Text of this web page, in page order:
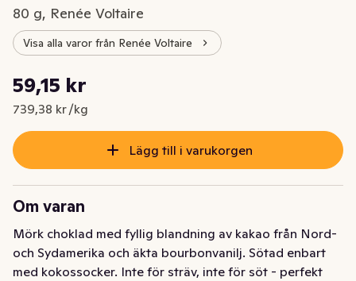
80 g, Renée Voltaire
Visa alla varor från Renée Voltaire
Nuvarande pris är: 59,15 kr
59,15 kr
739,38 kr /kg
Styckpris: 739,38 kr /kg
Lägg till i varukorgen
Om varan
Mörk choklad med fyllig blandning av kakao från Nord-
och Sydamerika och äkta bourbonvanilj. Sötad enbart
med kokossocker. Inte för sträv, inte för söt - perfekt